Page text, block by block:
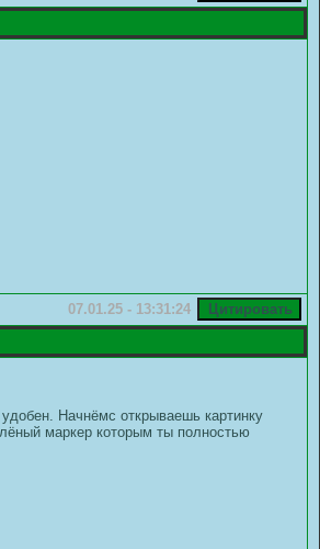
07.01.25 - 13:31:24
Начнёмс открываешь картинку
маркер которым ты полностью